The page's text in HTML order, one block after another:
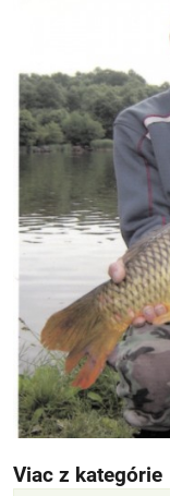
Viac z kategórie